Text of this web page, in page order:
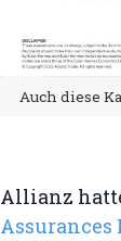
Auch diese
Allianz
Assurances